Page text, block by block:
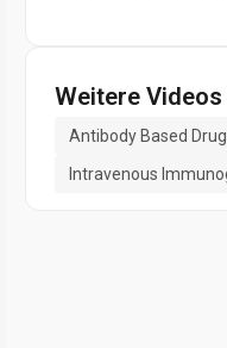
Weitere
Antibody Based
Intravenous